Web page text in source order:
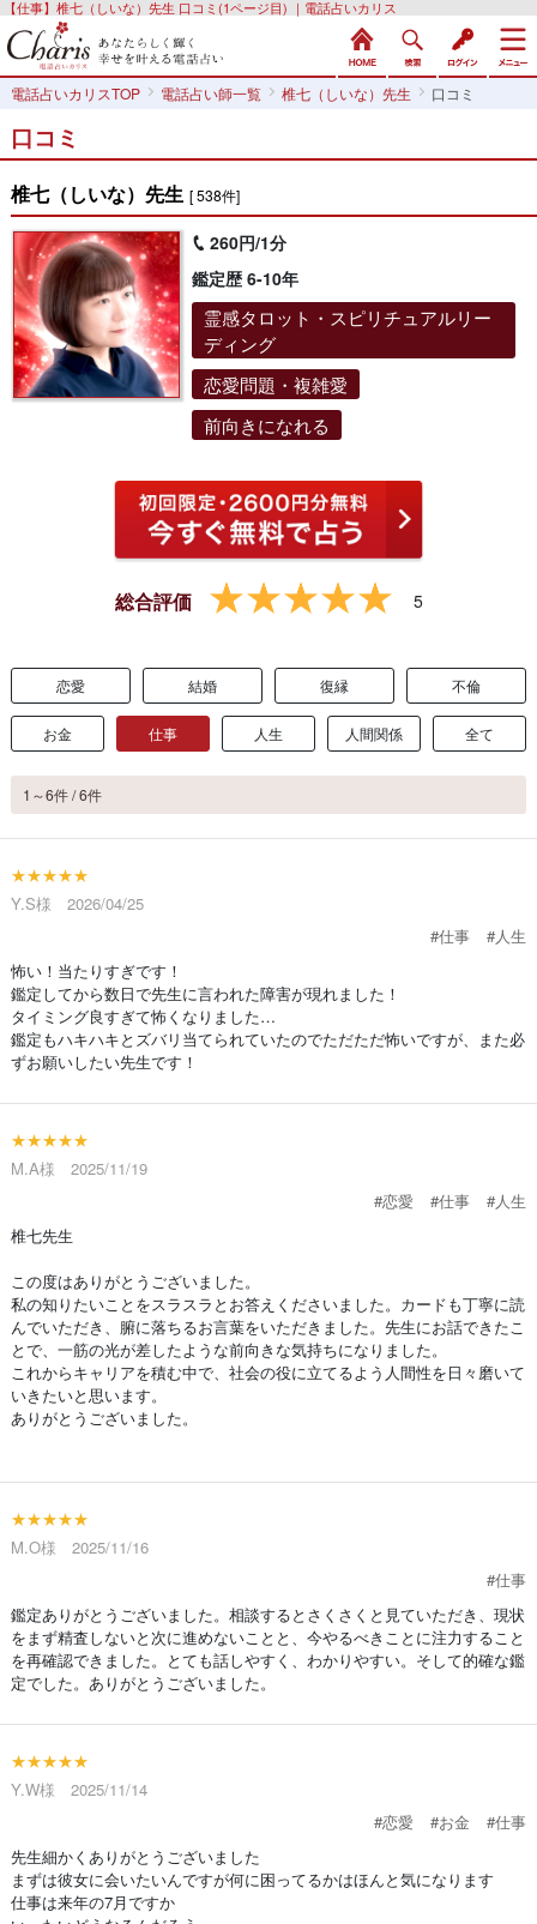
【仕事】椎七（しいな）先生 口コミ(1ページ目) ｜電話占いカリス
電話占いカリスTOP 電話占い師一覧 椎七（しいな）先生 口コミ
口コミ
椎七（しいな）先生 [ 538件]
260円/1分
鑑定歴 6-10年
霊感タロット・スピリチュアルリー
ディング
恋愛問題・複雑愛
前向きになれる
総合評価 5
恋愛 結婚 復縁 不倫
お金 仕事 人生 人間関係 全て
1～6件 / 6件
★★★★★
Y.S様 2026/04/25
#仕事
#人生
怖い！当たりすぎです！
鑑定してから数日で先生に言われた障害が現れました！
タイミング良すぎて怖くなりました…
鑑定もハキハキとズバリ当てられていたのでただただ怖いですが、また必
ずお願いしたい先生です！
★★★★★
M.A様 2025/11/19
#恋愛
#仕事
#人生
椎七先生
この度はありがとうございました。
私の知りたいことをスラスラとお答えくださいました。カードも丁寧に読
んでいただき、腑に落ちるお言葉をいただきました。先生にお話できたこ
とで、一筋の光が差したような前向きな気持ちになりました。
これからキャリアを積む中で、社会の役に立てるよう人間性を日々磨いて
いきたいと思います。
ありがとうございました。
★★★★★
M.O様 2025/11/16
#仕事
鑑定ありがとうございました。相談するとさくさくと見ていただき、現状
をまず精査しないと次に進めないことと、今やるべきことに注力すること
を再確認できました。とても話しやすく、わかりやすい。そして的確な鑑
定でした。ありがとうございました。
★★★★★
Y.W様 2025/11/14
#恋愛
#お金
#仕事
先生細かくありがとうございました
まずは彼女に会いたいんですが何に困ってるかはほんと気になります
仕事は来年の7月ですか